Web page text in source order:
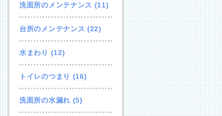
洗面所のメンテナンス (11)
台所のメンテナンス (22)
水まわり (12)
トイレのつまり (16)
洗面所の水漏れ (5)